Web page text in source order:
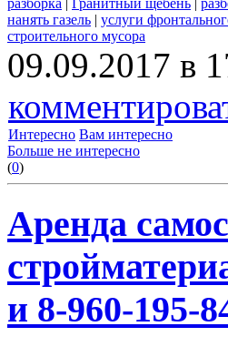
разборка Гранитный щебень
нанять газель | услуги
строительного мусора
09.09.2017 в
Интересно Вам интересно
Больше не интересно
(0)
Аренда
и 8-960-195-